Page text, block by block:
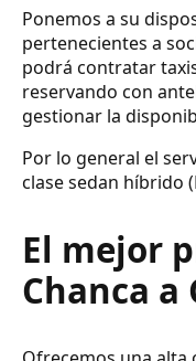
Ponemos a su
pertenecientes a
podrá contratar
reservando con
gestionar la
Por lo general el
clase sedan híbrido
El mejor
Chanca a